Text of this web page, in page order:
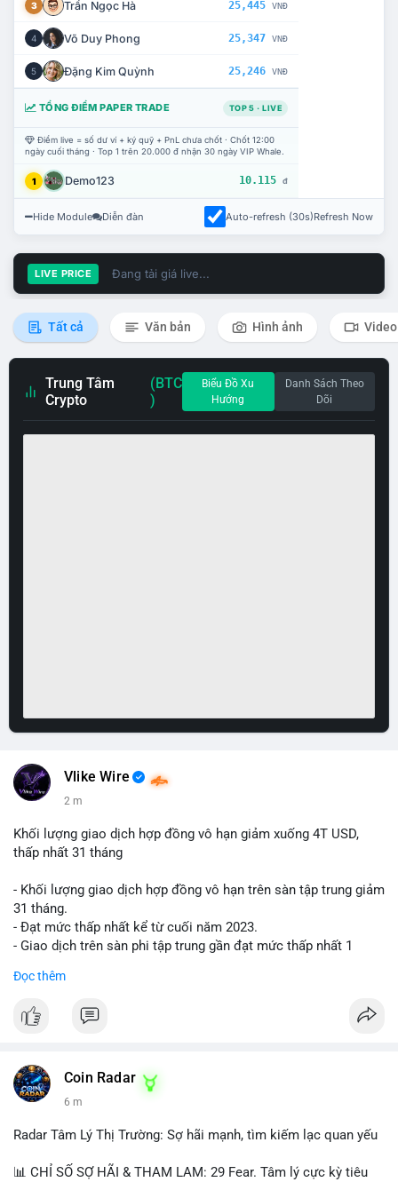
3 Trần Ngọc Hà 25,445 VNĐ
4 Võ Duy Phong 25,347 VNĐ
5 Đặng Kim Quỳnh 25,246 VNĐ
TỔNG ĐIỂM PAPER TRADE TOP 5 · LIVE
Điểm live = số dư ví + ký quỹ + PnL chưa chốt · Chốt 12:00
ngày cuối tháng · Top 1 trên 20.000 đ nhận 30 ngày VIP Whale.
1 Demo123 10.115 đ
Hide Module Diễn đàn Auto-refresh (30s)Refresh Now
LIVE PRICE Đang tải giá live...
Tất cả Văn bản Hình ảnh Video
Trung Tâm
Crypto
(BTC
)
Biểu Đồ Xu
Hướng
Danh Sách Theo
Dõi
Vlike Wire
2 m
Khối lượng giao dịch hợp đồng vô hạn giảm xuống 4T USD,
thấp nhất 31 tháng
- Khối lượng giao dịch hợp đồng vô hạn trên sàn tập trung giảm
31 tháng.
- Đạt mức thấp nhất kể từ cuối năm 2023.
- Giao dịch trên sàn phi tập trung gần đạt mức thấp nhất 1
#vlikevn #titanbot
Đọc thêm
Coin Radar
6 m
Radar Tâm Lý Thị Trường: Sợ hãi mạnh, tìm kiếm lạc quan yếu
📊 CHỈ SỐ SỢ HÃI & THAM LAM: 29 Fear. Tâm lý cực kỳ tiêu